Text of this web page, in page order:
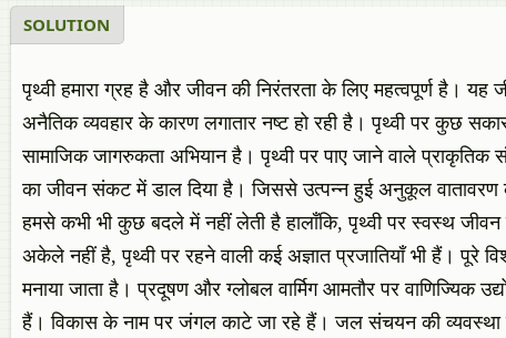
SOLUTION
पृथ्वी हमारा ग्रह है और जीवन की निरंतरता के लिए महत्वपूर्ण है।
अनैतिक व्यवहार के कारण लगातार नष्ट हो रही है। पृथ्वी पर कुछ
सामाजिक जागरुकता अभियान है। पृथ्वी पर पाए जाने वाले
का जीवन संकट में डाल दिया है। जिससे उत्पन्न हुई अनुकूल वातावरण
हमसे कभी भी कुछ बदले में नहीं लेती है हालाँकि, पृथ्वी पर स्वस्थ जीवन
अकेले नहीं है, पृथ्वी पर रहने वाली कई अज्ञात प्रजातियाँ भी हैं। पूरे
मनाया जाता है। प्रदूषण और ग्लोबल वार्मिग आमतौर पर वाणिज्यिक
हैं। विकास के नाम पर जंगल काटे जा रहे हैं। जल संचयन की व्यवस्था